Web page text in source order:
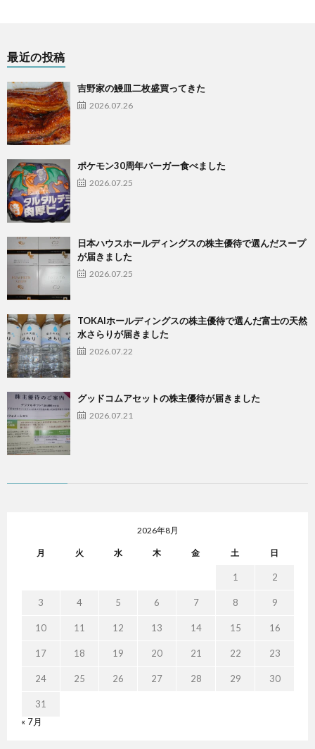
最近の投稿
吉野家の鰻皿二枚盛買ってきた
2026.07.26
ポケモン30周年バーガー食べました
2026.07.25
日本ハウスホールディングスの株主優待で選んだスープ
が届きました
2026.07.25
TOKAIホールディングスの株主優待で選んだ富士の天然
水さらりが届きました
2026.07.22
グッドコムアセットの株主優待が届きました
2026.07.21
2026年8月
月 火 水 木 金 土 日
1 2
3 4 5 6 7 8 9
10 11 12 13 14 15 16
17 18 19 20 21 22 23
24 25 26 27 28 29 30
31
« 7月